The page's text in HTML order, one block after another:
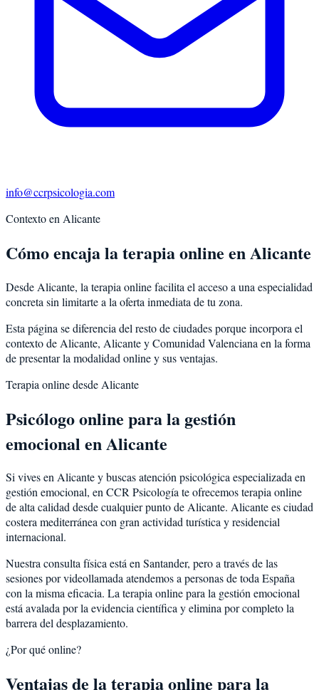
info@ccrpsicologia.com
Contexto en Alicante
Cómo encaja la terapia online en Alicante
Desde Alicante, la terapia online facilita el acceso a una especialidad
concreta sin limitarte a la oferta inmediata de tu zona.
Esta página se diferencia del resto de ciudades porque incorpora el
contexto de Alicante, AlicanteyComunidad Valenciana en la forma
de presentar la modalidad online y sus ventajas.
Terapia online desde Alicante
Psicólogo online para la gestión
emocional enAlicante
Si vives enAlicantey buscas atención psicológica especializada en
gestión emocional, en CCR Psicología te ofrecemos terapia online
de alta calidad desde cualquier punto deAlicante. Alicanteesciudad
costera mediterránea con gran actividad turística y residencial
internacional.
Nuestra consulta física está en Santander, pero a través de las
sesiones por videollamada atendemos a personas de toda España
con la misma eficacia. La terapia online para la gestión emocional
está avalada por la evidencia científica y elimina por completo la
barrera del desplazamiento.
¿Por qué online?
Ventajas de la terapia online para la